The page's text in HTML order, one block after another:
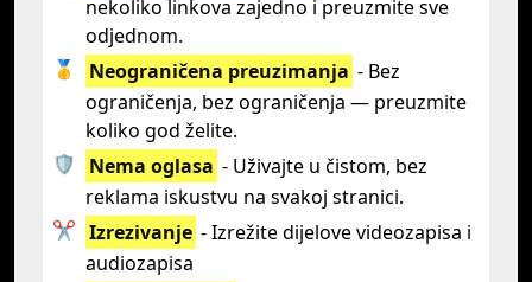
nekoliko linkova zajedno i preuzmite sve
odjednom.
🥇
Neograničena preuzimanja - Bez
ograničenja, bez ograničenja — preuzmite
koliko god želite.
🛡️
Nema oglasa - Uživajte u čistom, bez
reklama iskustvu na svakoj stranici.
✂️ Izrezivanje - Izrežite dijelove videozapisa i
audiozapisa